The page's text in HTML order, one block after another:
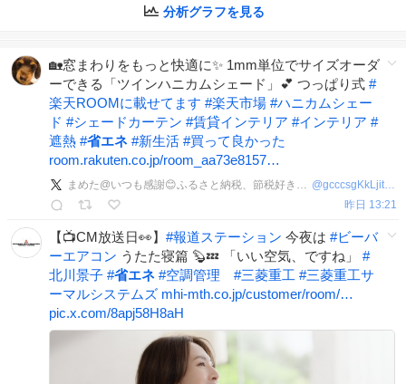
分析グラフを見る
🏡窓まわりをもっと快適に✨ 1mm単位でサイズオーダ
ーできる「ツインハニカムシェード」💕 つっぱり式 #
楽天ROOMに載せてます #楽天市場 #ハニカムシェー
ド #シェードカーテン #賃貸インテリア #インテリア #
遮熱 #省エネ #新生活 #買って良かった
room.rakuten.co.jp/room_aa73e8157…
まめた@いつも感謝😊ふるさと納税、節税好き主婦 @gcccsgKkLjitSI6
昨日 13:21
【📺CM放送日👀】 #報道ステーション 今夜は #ビーバ
ーエアコン うたた寝篇 🦫💤 「いい空気、ですね」 #
北川景子 #省エネ #空調管理 #三菱重工 #三菱重工サ
ーマルシステムズ mhi-mth.co.jp/customer/room/…
pic.x.com/8apj58H8aH